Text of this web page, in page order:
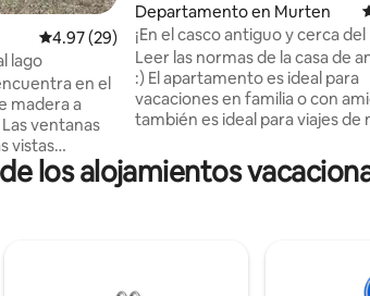
Calificación promedio: 4.97 de 5; 29
4.97 (29)
lago
en el
madera a
ventanas
vistas
bosque y el
mesa de
interesantes
Departamento en Murten
¡En el casco antiguo y cerca del
Leer las normas de la casa de
:) El apartamento es ideal para
vacaciones en familia o con
también es ideal para viajes de
fácilmente a muchos destinos
importantes. ¡Apartamento en
inmediaciones se encuentra la
los alojamientos